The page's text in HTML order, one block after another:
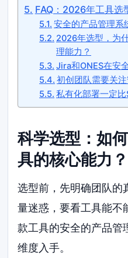
FAQ：2026年工具选
安全的产品管理系
2026年选型，为
理能力？
Jira和ONES在安
初创团队需要关
私有化部署一定比
科学选型：如
具的核心能力？
选型前，先明确团队的
量迷惑，要看工具能不
款工具的安全的产品管
维度入手。